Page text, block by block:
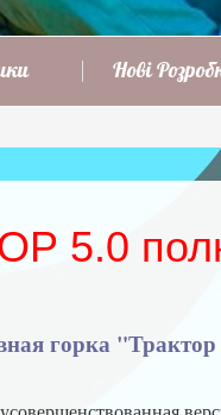
Нові
5.0
горка